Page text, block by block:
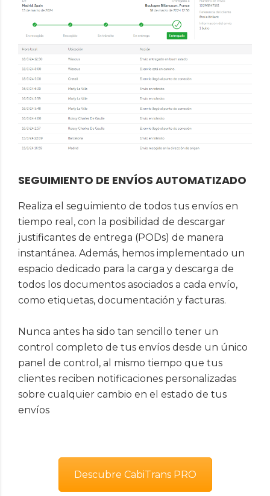
SEGUIMIENTO DE ENVÍOS AUTOMATIZADO
Realiza el seguimiento de todos tus envíos en
tiempo real, con la posibilidad de descargar
justificantes de entrega (PODs) de manera
instantánea. Además, hemos implementado un
espacio dedicado para la carga y descarga de
todos los documentos asociados a cada envío,
como etiquetas, documentación y facturas.
Nunca antes ha sido tan sencillo tener un
control completo de tus envíos desde un único
panel de control, al mismo tiempo que tus
clientes reciben notificaciones personalizadas
sobre cualquier cambio en el estado de tus
envíos
Descubre CabiTrans PRO